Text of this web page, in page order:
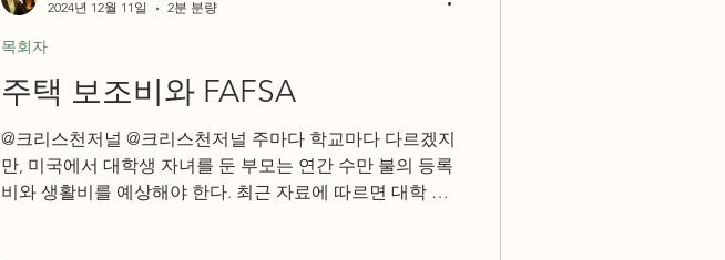
주택 보조비와 FAFSA
@크리스천저널 @크리스천저널 주마다 학교마다 다르겠지
만, 미국에서 대학생 자녀를 둔 부모는 연간 수만 불의 등록
비와 생활비를 예상해야 한다. 최근 자료에 따르면 대학 졸
목회자
2024년 12월 11일
2분 분량